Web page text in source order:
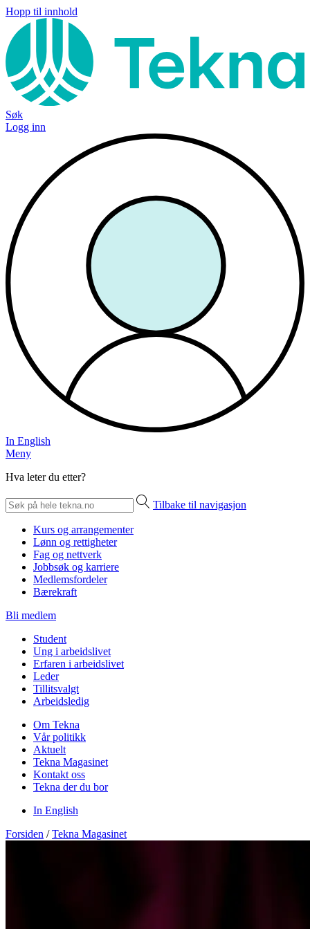
Hopp til innhold
Søk
Logg inn
In English
Meny
Hva leter du etter?
Tilbake til navigasjon
Kurs og arrangementer
Lønn og rettigheter
Fag og nettverk
Jobbsøk og karriere
Medlemsfordeler
Bærekraft
Bli medlem
Student
Ung i arbeidslivet
Erfaren i arbeidslivet
Leder
Tillitsvalgt
Arbeidsledig
Om Tekna
Vår politikk
Aktuelt
Tekna Magasinet
Kontakt oss
Tekna der du bor
In English
Forsiden / Tekna Magasinet